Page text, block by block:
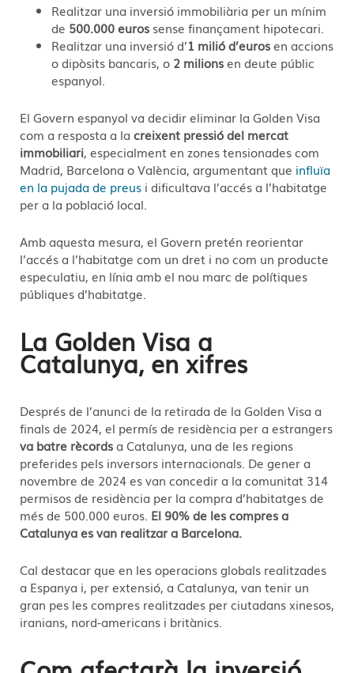
Realitzar una inversió immobiliària per un mínim
de 500.000 euros sense finançament hipotecari.
Realitzar una inversió d’1 milió d’eurosen accions
o dipòsits bancaris, o 2 milionsen deute públic
espanyol.
El Govern espanyol va decidir eliminar la Golden Visa
com a resposta a la creixent pressió del mercat
immobiliari, especialment en zones tensionades com
Madrid, Barcelona o València, argumentant que influïa
en la pujada de preus i dificultava l’accés a l’habitatge
per a la població local.
Amb aquesta mesura, el Govern pretén reorientar
l’accés a l’habitatge com un dret i no com un producte
especulatiu, en línia amb el nou marc de polítiques
públiques d’habitatge.
La Golden Visa a
Catalunya, en xifres
Després de l’anunci de la retirada de la Golden Visa a
finals de 2024, el permís de residència per a estrangers
va batre rècordsa Catalunya, una de les regions
preferides pels inversors internacionals. De gener a
novembre de 2024 es van concedir a la comunitat 314
permisos de residència per la compra d’habitatges de
més de 500.000 euros. El 90% de les compres a
Catalunya es van realitzar a Barcelona.
Cal destacar que en les operacions globals realitzades
a Espanya i, per extensió, a Catalunya, van tenir un
gran pes les compres realitzades per ciutadans xinesos,
iranians, nord-americans i britànics.